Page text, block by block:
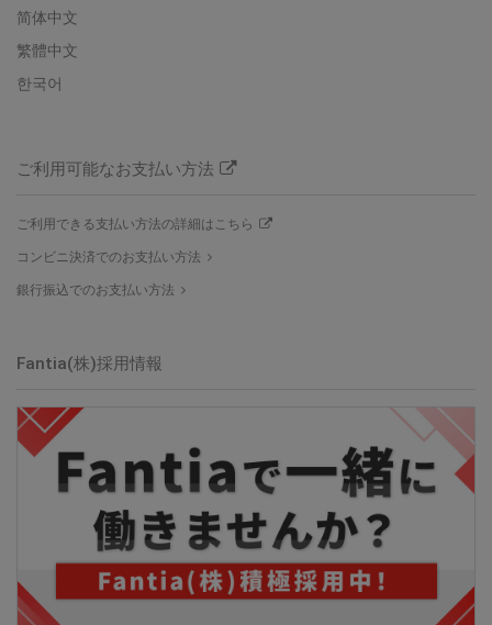
简体中文
繁體中文
한국어
ご利用可能なお支払い方法
ご利用できる支払い方法の詳細はこちら
コンビニ決済でのお支払い方法
銀行振込でのお支払い方法
Fantia(株)採用情報